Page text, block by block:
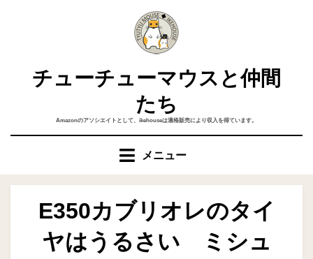
チューチューマウスと仲間
たち
Amazonのアソシエイトとして、ikehouseは適格販売により収入を得ています。
メニュー
E350カブリオレのタイ
ヤはうるさい ミシュ